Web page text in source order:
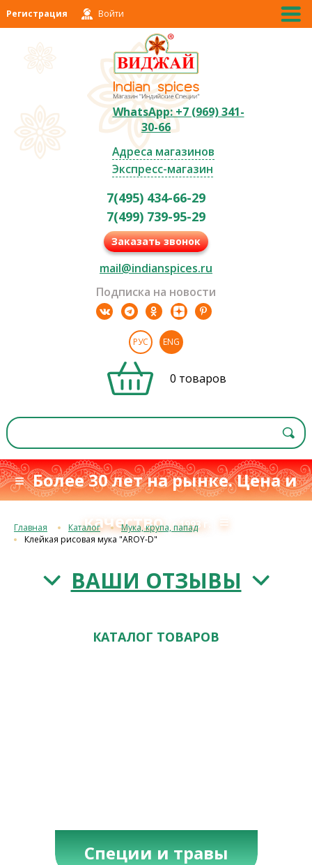
Регистрация Войти
WhatsApp: +7 (969) 341-
30-66
Адреса магазинов
Экспресс-магазин
7(495) 434-66-29
7(499) 739-95-29
Заказать звонок
mail@indianspices.ru
Подписка на новости
РУС ENG
0 товаров
≡ Более 30 лет на рынке. Цена и
качество с 1993 г. ≡
Главная Каталог
Мука, крупа, папад
Клейкая рисовая мука "AROY-D"
ВАШИ ОТЗЫВЫ
КАТАЛОГ ТОВАРОВ
Специи и травы